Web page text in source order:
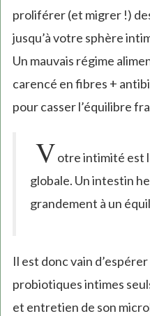
proliférer (et migrer !)
jusqu’à votre sphère
Un mauvais régime
carencé en fibres +
pour casser l’équilibre
Votre intimité est
globale. Un intestin
grandement à un
Il est donc vain
probiotiques intimes
et entretien de son